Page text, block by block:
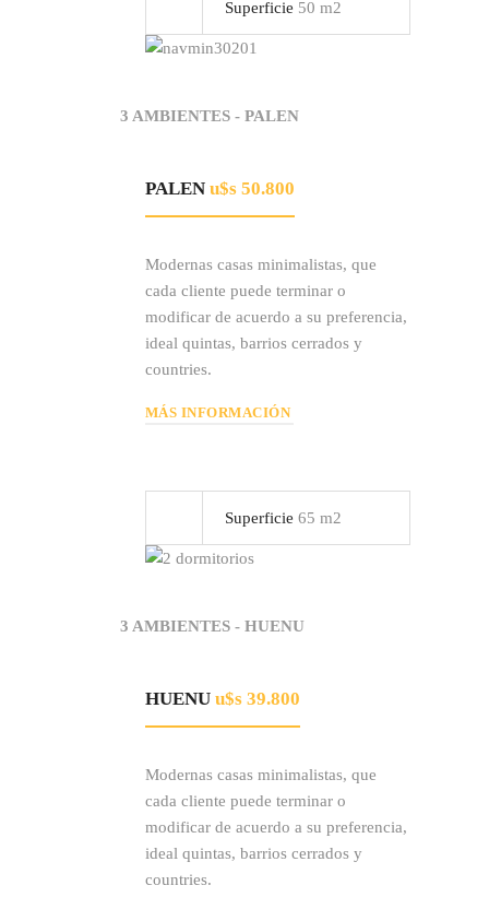
Superficie 50 m2
3 AMBIENTES - PALEN
PALEN u$s 50.800
Modernas casas minimalistas, que
cada cliente puede terminar o
modificar de acuerdo a su preferencia,
ideal quintas, barrios cerrados y
countries.
MÁS INFORMACIÓN
Superficie 65 m2
3 AMBIENTES - HUENU
HUENU u$s 39.800
Modernas casas minimalistas, que
cada cliente puede terminar o
modificar de acuerdo a su preferencia,
ideal quintas, barrios cerrados y
countries.